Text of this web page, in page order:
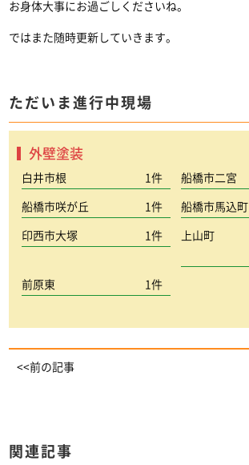
お身体大事にお過ごしくださいね。
ではまた随時更新していきます。
ただいま進行中現場
外壁塗装
白井市根 1件 船橋市二宮
船橋市咲が丘 1件 船橋市馬込町
印西市大塚 1件 上山町
前原東 1件
<<前の記事
関連記事